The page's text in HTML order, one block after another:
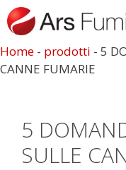
Home - prodotti - 5
CANNE FUMARIE
5
SULLE